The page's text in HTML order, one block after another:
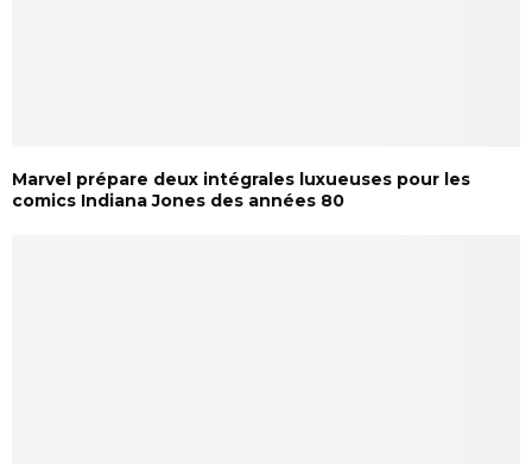
Marvel prépare deux intégrales luxueuses pour les
comics Indiana Jones des années 80